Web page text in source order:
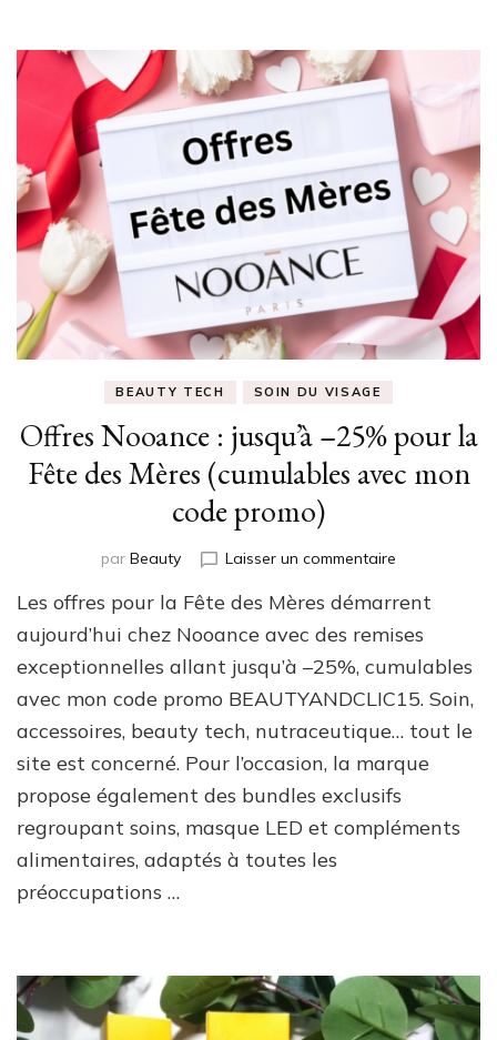
BEAUTY TECH SOIN DU VISAGE
Offres Nooance : jusqu’à –25% pour la
Fête des Mères (cumulables avec mon
code promo)
par Beauty Laisser un commentaire
Nooance
:
–
25%
pour
la
Fête
des
(cumulables
Les offres pour la Fête des Mères démarrent
aujourd’hui chez Nooance avec des remises
exceptionnelles allant jusqu’à –25%, cumulables
avec mon code promo BEAUTYANDCLIC15. Soin,
accessoires, beauty tech, nutraceutique… tout le
site est concerné. Pour l’occasion, la marque
propose également des bundles exclusifs
regroupant soins, masque LED et compléments
alimentaires, adaptés à toutes les
préoccupations …